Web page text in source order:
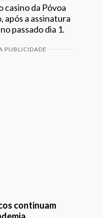
casino da Póvoa
após a assinatura
passado dia 1.
PUBLICIDADE
continuam